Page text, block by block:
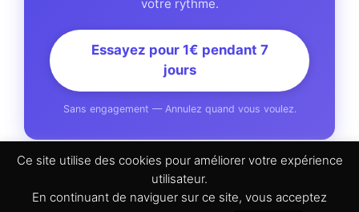
votre rythme.
Essayez pour 1€ pendant 7
jours
Sans engagement — Annulez quand vous voulez.
Ce site utilise des cookies pour améliorer votre expérience
utilisateur.
En continuant de naviguer sur ce site, vous acceptez